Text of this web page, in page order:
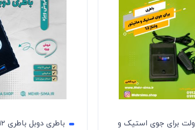
باطری 12 ولت برای جوی استیک و